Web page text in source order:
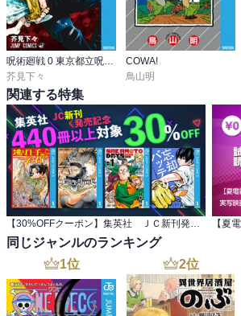
芥見下々
COWA!
鳥山明
関連する特集
同じジャンルのランキング
1位 2位